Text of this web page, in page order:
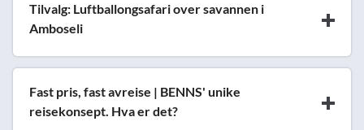
Tilvalg: Luftballongsafari over savannen i
Amboseli
Fast pris, fast avreise | BENNS' unike
reisekonsept. Hva er det?